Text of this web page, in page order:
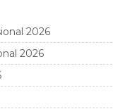
2026
2026